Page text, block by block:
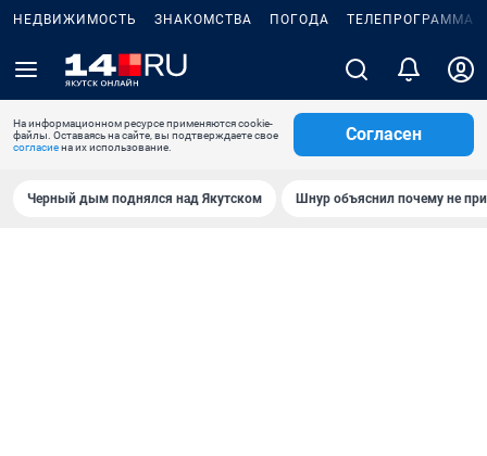
НЕДВИЖИМОСТЬ ЗНАКОМСТВА ПОГОДА ТЕЛЕПРОГРАММА
На информационном ресурсе применяются cookie-
файлы. Оставаясь на сайте, вы подтверждаете свое
согласиена их использование.
Согласен
Черный дым поднялся над Якутском Шнур объяснил почему не